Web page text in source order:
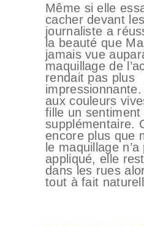
Même si elle
cacher devant
journaliste a
la beauté que
jamais vue
maquillage de
rendait pas plus
aux couleurs
fille un
supplémentaire.
encore plus que
le maquillage
appliqué, elle
dans les rues
tout à fait